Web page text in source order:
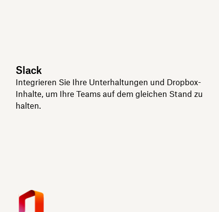
Slack
Integrieren Sie Ihre Unterhaltungen und Dropbox-
Inhalte, um Ihre Teams auf dem gleichen Stand zu
halten.